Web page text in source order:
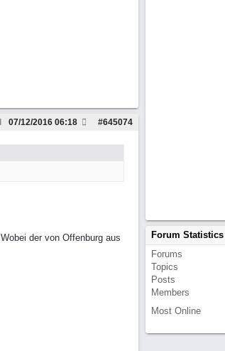
#645074
07/12/2016 06:18
Wobei der von Offenburg aus
Forum Statistics
Forums
Topics
Posts
Members
Most Online